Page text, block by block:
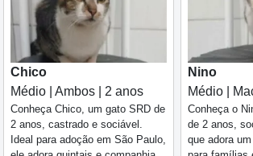
Chico
Médio | Ambos | 2 anos
Conheça Chico, um gato SRD de
2 anos, castrado e sociável.
Ideal para adoção em São Paulo,
Nino
Médio |
Conheça o
de 2 anos,
que adora